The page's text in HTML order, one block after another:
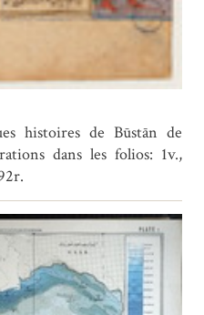
histoires de Būstān de
dans les folios: 1v.,